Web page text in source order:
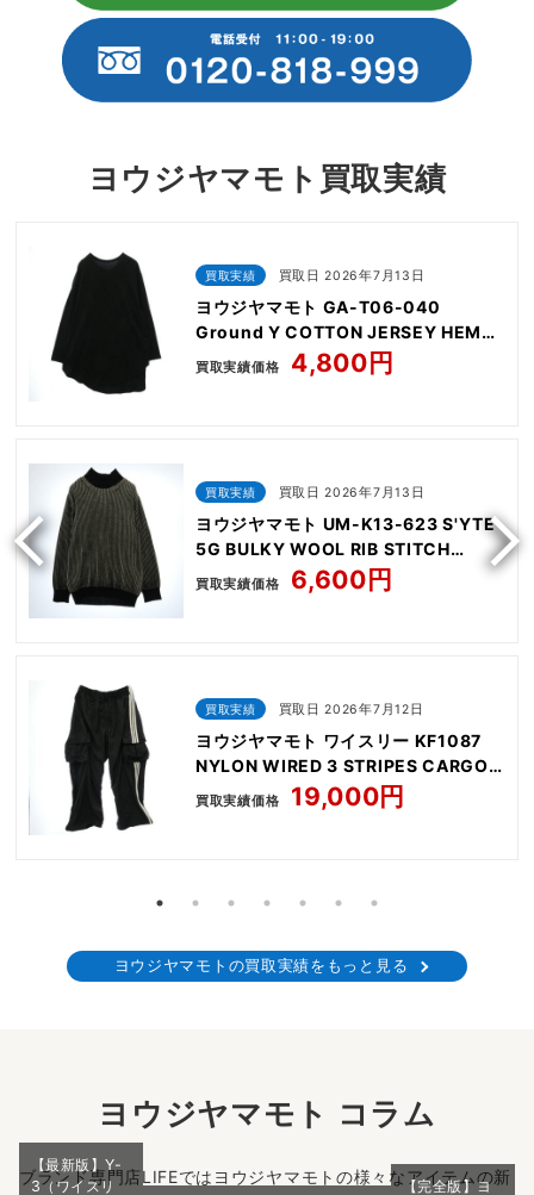
ヨウジヤマモト買取実績
買取実績 買取日 2026年7月13日
ヨウジヤマモト GA-T06-040
Ground Y COTTON JERSEY HEM
ROUND JUMBO T-SHIRT LONG
買取実績価格 4,800円
買取実績 買取日 2026年7月13日
ヨウジヤマモト UM-K13-623 S'YTE
5G BULKY WOOL RIB STITCH
OVERSIZED HIGH NECK KNIT
買取実績価格 6,600円
買取実績 買取日 2026年7月12日
ヨウジヤマモト ワイスリー KF1087
NYLON WIRED 3 STRIPES CARGO
PANTS
買取実績価格 19,000円
ヨウジヤマモトの買取実績をもっと見る
ヨウジヤマモト コラム
ブランド専門店LIFEではヨウジヤマモトの様々なアイテムの新
【最新版】Y-
3（ワイスリ
【完全版】ヨ